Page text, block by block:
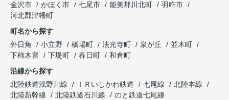
金沢市
かほく市 七尾市 能美郡川北町
羽咋市
河北郡津幡町
町名から探す
外日角
小立野 橋場町 法光寺町 泉が丘
並木町
下柿木畠
下堤町 春日町
和倉町
沿線から探す
北陸鉄道浅野川線
ＩＲいしかわ鉄道 七尾線
北陸本線
北陸新幹線
北陸鉄道石川線
のと鉄道七尾線